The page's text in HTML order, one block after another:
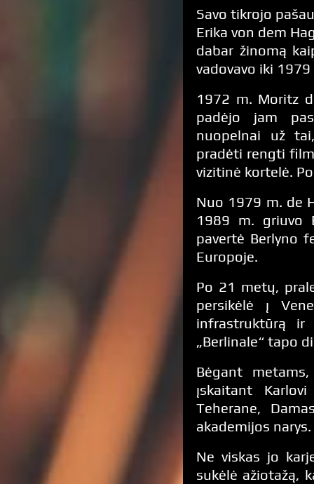
Savo tikrojo
Erika von dem
dabar žinomą
vadovavo iki
1972 m. Moritz
padėjo jam
nuopelnai už
pradėti rengti
vizitinė kortelė.
Nuo 1979 m. de
1989 m. griuvo
pavertė Berlyno
Europoje.
Po 21 metų,
persikėlė į
infrastruktūrą ir
„Berlinale“ tapo
Bėgant
įskaitant
Teherane,
akademijos narys.
Ne viskas jo
sukėlė ažiotažą,